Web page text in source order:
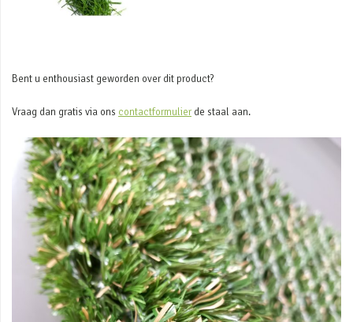
Bent u enthousiast geworden over dit product?
Vraag dan gratis via ons contactformulierde staal aan.